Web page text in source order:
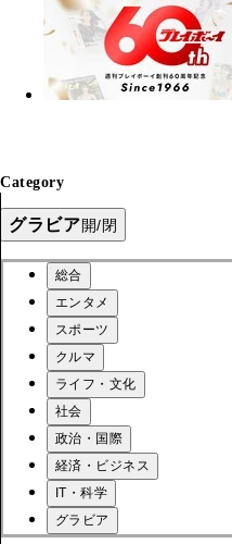
Category
グラビア開/閉
総合
エンタメ
スポーツ
クルマ
ライフ・文化
社会
政治・国際
経済・ビジネス
IT・科学
グラビア